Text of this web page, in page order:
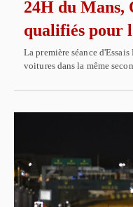
24H du Mans,
qualifiés pour
La première séance
voitures dans la même